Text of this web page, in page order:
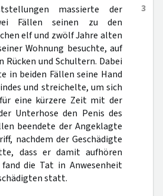
3
massierte der
Fällen seinen zu den
elf und zwölf Jahre alten
Wohnung besuchte, auf
Rücken und Schultern. Dabei
in beiden Fällen seine Hand
und streichelte, um sich
eine kürzere Zeit mit der
Unterhose den Penis des
beendete der Angeklagte
nachdem der Geschädigte
dass er damit aufhören
die Tat in Anwesenheit
statt.